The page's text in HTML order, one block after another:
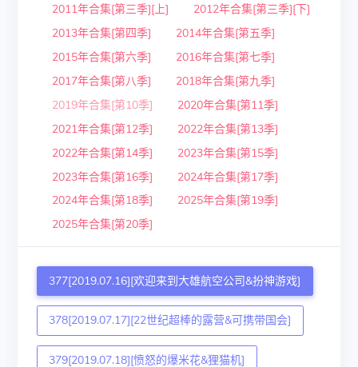
2011年合集[第三季][上]
2012年合集[第三季][下]
2013年合集[第四季]
2014年合集[第五季]
2015年合集[第六季]
2016年合集[第七季]
2017年合集[第八季]
2018年合集[第九季]
2019年合集[第10季]
2020年合集[第11季]
2021年合集[第12季]
2022年合集[第13季]
2022年合集[第14季]
2023年合集[第15季]
2023年合集[第16季]
2024年合集[第17季]
2024年合集[第18季]
2025年合集[第19季]
2025年合集[第20季]
377[2019.07.16][欢迎来到大雄航空公司&扮神游戏]
378[2019.07.17][22世纪超棒的露营&可携带国会]
379[2019.07.18][愤怒的爆米花&狸猫机]